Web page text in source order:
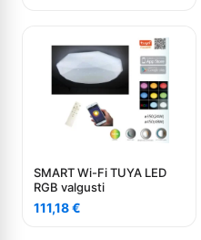
SMART Wi-Fi TUYA LED
RGB valgusti
111,18€